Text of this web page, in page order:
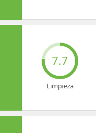
7.7
Limpieza